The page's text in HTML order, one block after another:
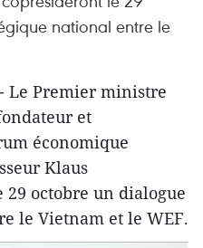
national entre le
Le Premier ministre
et
économique
Klaus
octobre un dialogue
le Vietnam et le WEF.